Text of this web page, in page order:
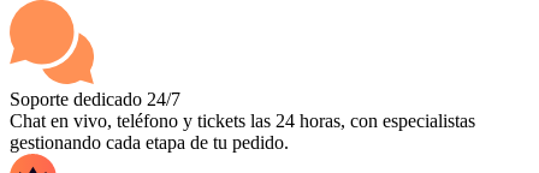
Soporte dedicado 24/7
Chat en vivo, teléfono y tickets las 24 horas, con especialistas
gestionando cada etapa de tu pedido.